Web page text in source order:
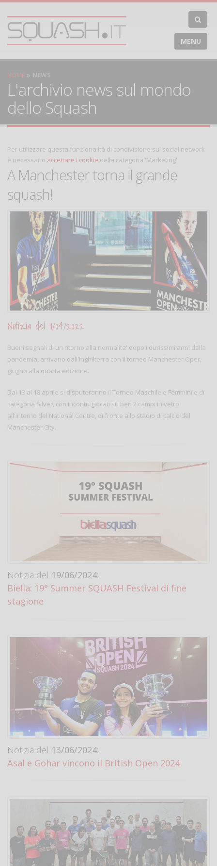
MENU
HOME NEWS
L'archivio news sul mondo
dello Squash
Per utilizzare questa funzionalità di condivisione sui social network
è necessario accettare i cookie della categoria 'Marketing'
A Manchester torna il grande
squash!
Notizia del 11/04/2022
Buoni segnali di un ritorno alla normalita' dopo i durissimi anni della
pandemia, arrivano dall'Inghilterra con il torneo Manchester Oper,
giugno alla quarta edizione.
Dal 13 al 18 aprile si disputeranno il Torneo Maschile e Femminile di
categoria Silver, con incontri giocati su ben 2 campi in vetro
all'interno del National Centre, di fronte allo stadio di calcio del
Manchester City.
Notizia del 19/06/2024:
Biella: 19° Summer SQUASH Festival di fine
stagione
Notizia del 13/06/2024:
Asal e Gohar vincono il British Open 2024